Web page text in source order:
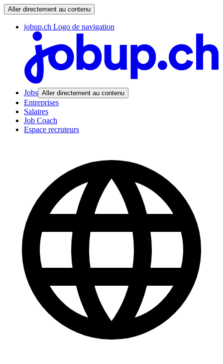
Aller directement au contenu
jobup.ch Logo de navigation
Jobs Aller directement au contenu
Entreprises
Salaires
Job Coach
Espace recruteurs